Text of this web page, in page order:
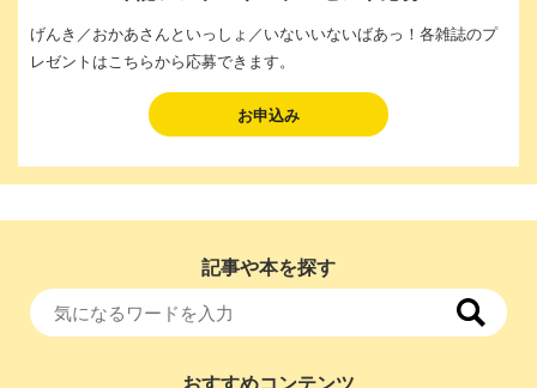
げんき／おかあさんといっしょ／いないいないばあっ！各雑誌のプ
レゼントはこちらから応募できます。
お申込み
記事や本を探す